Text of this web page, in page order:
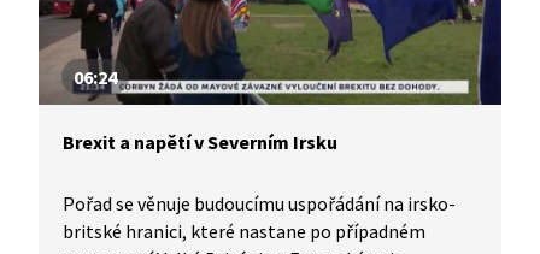
06:24
Brexit a napětí v Severním Irsku
Pořad se věnuje budoucímu uspořádání na irsko-
britské hranici, které nastane po případném